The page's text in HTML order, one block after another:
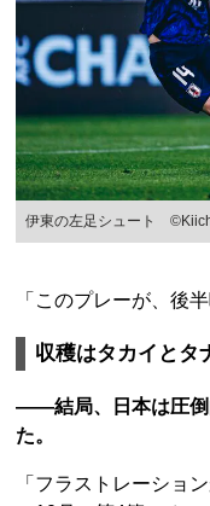
伊東の左足シュート
「このプレーが、後
収穫はタカイとタ
――結局、日本は圧倒
た。
「フラストレーショ